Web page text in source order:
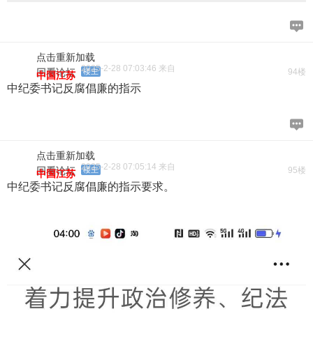
点击重新加载
94楼
回看论坛 楼主
2025-2-28 07:03:46 来自
中国江苏
中纪委书记反腐倡廉的指示
点击重新加载
95楼
回看论坛 楼主
2025-2-28 07:05:14 来自
中国江苏
中纪委书记反腐倡廉的指示要求。